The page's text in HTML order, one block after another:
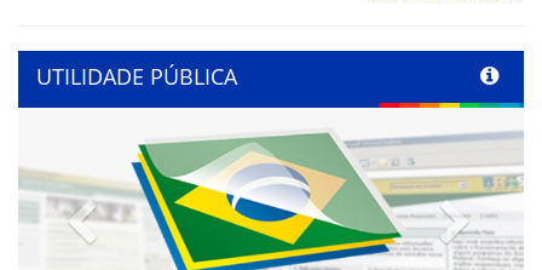
UTILIDADE PÚBLICA
Previous Next